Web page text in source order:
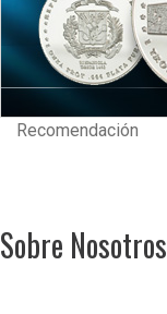
Recomendación
Sobre Nosotros